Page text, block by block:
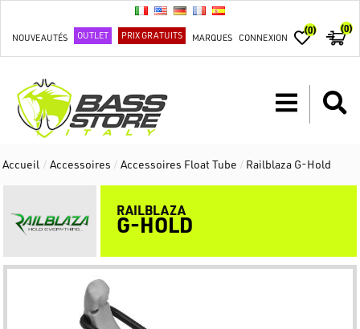
NOUVEAUTÉS OUTLET PRIX GRATUITS MARQUES CONNEXION
(0) (0)
Accueil / Accessoires / Accessoires Float Tube / Railblaza G-Hold
RAILBLAZA
G-HOLD